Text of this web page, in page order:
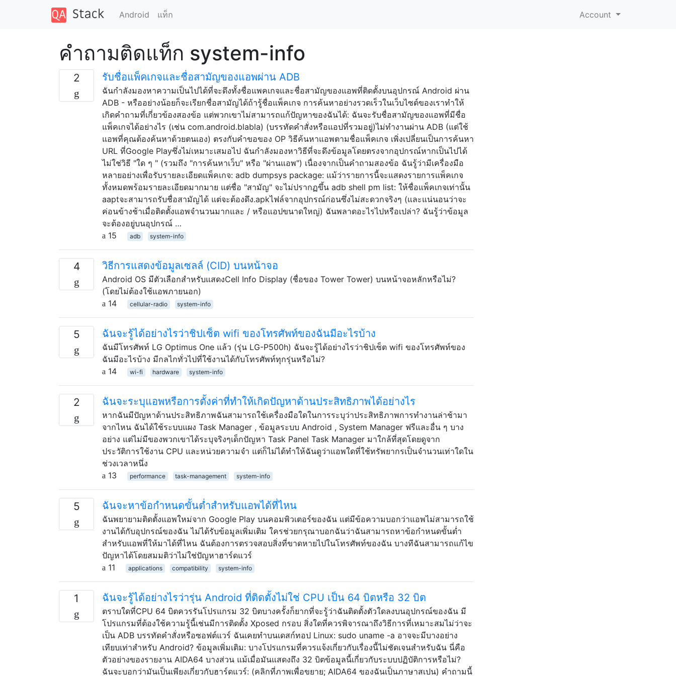
Android แท็ก Account
คำถามติดแท็ก system-info
2 รับชื่อแพ็คเกจและชื่อสามัญของแอพผ่าน ADB
ฉันกำลังมองหาความเป็นไปได้ที่จะดึงทั้งชื่อแพคเกจและชื่อสามัญของแอพที่ติดตั้งบนอุปกรณ์ Android ผ่าน
ADB - หรืออย่างน้อยก็จะเรียกชื่อสามัญได้ถ้ารู้ชื่อแพ็คเกจ การค้นหาอย่างรวดเร็วในเว็บไซต์ของเราทำให้
เกิดคำถามที่เกี่ยวข้องสองข้อ แต่พวกเขาไม่สามารถแก้ปัญหาของฉันได้: ฉันจะรับชื่อสามัญของแอพที่มีชื่อ
แพ็คเกจได้อย่างไร (เช่น com.android.blabla) (บรรทัดคำสั่งหรือแอปที่รวมอยู่)ไม่ทำงานผ่าน ADB (แต่ใช้
แอพที่คุณต้องค้นหาด้วยตนเอง) ตรงกับคำขอของ OP วิธีค้นหาแอพตามชื่อแพ็คเกจ เพิ่งเปลี่ยนเป็นการค้นหา
URL ที่Google Playซึ่งไม่เหมาะเสมอไป ฉันกำลังมองหาวิธีที่จะดึงข้อมูลโดยตรงจากอุปกรณ์หากเป็นไปได้
ไม่ใช่วิธี "ใด ๆ " (รวมถึง "การค้นหาเว็บ" หรือ "ผ่านแอพ") เนื่องจากเป็นคำถามสองข้อ ฉันรู้ว่ามีเครื่องมือ
หลายอย่างเพื่อรับรายละเอียดแพ็คเกจ: adb dumpsys package: แม้ว่ารายการนี้จะแสดงรายการแพ็คเกจ
ทั้งหมดพร้อมรายละเอียดมากมาย แต่ชื่อ "สามัญ" จะไม่ปรากฏขึ้น adb shell pm list: ให้ชื่อแพ็คเกจเท่านั้น
aaptจะสามารถรับชื่อสามัญได้ แต่จะต้องดึง.apkไฟล์จากอุปกรณ์ก่อนซึ่งไม่สะดวกจริงๆ (และแน่นอนว่าจะ
ค่อนข้างช้าเมื่อติดตั้งแอพจำนวนมากและ / หรือแอปขนาดใหญ่) ฉันพลาดอะไรไปหรือเปล่า? ฉันรู้ว่าข้อมูล
จะต้องอยู่บนอุปกรณ์ …
15
adb system-info
4 วิธีการแสดงข้อมูลเซลล์ (CID) บนหน้าจอ
Android OS มีตัวเลือกสำหรับแสดงCell Info Display (ชื่อของ Tower Tower) บนหน้าจอหลักหรือไม่?
(โดยไม่ต้องใช้แอพภายนอก)
14
cellular-radio system-info
5 ฉันจะรู้ได้อย่างไรว่าชิปเซ็ต wifi ของโทรศัพท์ของฉันมีอะไรบ้าง
ฉันมีโทรศัพท์ LG Optimus One แล้ว (รุ่น LG-P500h) ฉันจะรู้ได้อย่างไรว่าชิปเซ็ต wifi ของโทรศัพท์ของ
ฉันมีอะไรบ้าง มีกลไกทั่วไปที่ใช้งานได้กับโทรศัพท์ทุกรุ่นหรือไม่?
14
wi-fi hardware system-info
2 ฉันจะระบุแอพหรือการตั้งค่าที่ทำให้เกิดปัญหาด้านประสิทธิภาพได้อย่างไร
หากฉันมีปัญหาด้านประสิทธิภาพฉันสามารถใช้เครื่องมือใดในการระบุว่าประสิทธิภาพการทำงานล่าช้ามา
จากไหน ฉันได้ใช้ระบบแผง Task Manager , ข้อมูลระบบ Android , System Manager ฟรีและอื่น ๆ บาง
อย่าง แต่ไม่มีของพวกเขาได้ระบุจริงๆเด็กปัญหา Task Panel Task Manager มาใกล้ที่สุดโดยดูจาก
ประวัติการใช้งาน CPU และหน่วยความจำ แต่ก็ไม่ได้ทำให้ฉันดูว่าแอพใดที่ใช้ทรัพยากรเป็นจำนวนเท่าใดใน
ช่วงเวลาหนึ่ง
13
performance task-management system-info
5 ฉันจะหาข้อกำหนดขั้นต่ำสำหรับแอพได้ที่ไหน
ฉันพยายามติดตั้งแอพใหม่จาก Google Play บนคอมพิวเตอร์ของฉัน แต่มีข้อความบอกว่าแอพไม่สามารถใช้
งานได้กับอุปกรณ์ของฉัน ไม่ได้รับข้อมูลเพิ่มเติม ใครช่วยกรุณาบอกฉันว่าฉันสามารถหาข้อกำหนดขั้นต่ำ
สำหรับแอพที่ให้มาได้ที่ไหน ฉันต้องการตรวจสอบสิ่งที่ขาดหายไปในโทรศัพท์ของฉัน บางทีฉันสามารถแก้ไข
ปัญหาได้โดยสมมติว่าไม่ใช่ปัญหาฮาร์ดแวร์
11
applications compatibility system-info
1 ฉันจะรู้ได้อย่างไรว่ารุ่น Android ที่ติดตั้งไม่ใช่ CPU เป็น 64 บิตหรือ 32 บิต
ตราบใดที่CPU 64 บิตควรรันโปรแกรม 32 บิตบางครั้งก็ยากที่จะรู้ว่าฉันติดตั้งตัวใดลงบนอุปกรณ์ของฉัน มี
โปรแกรมที่ต้องใช้ความรู้นี้เช่นมีการติดตั้ง Xposed กรอบ สิ่งใดที่ควรพิจารณาถึงวิธีการที่เหมาะสมไม่ว่าจะ
เป็น ADB บรรทัดคำสั่งหรือซอฟต์แวร์ ฉันเคยทำบนเดสก์ทอป Linux: sudo uname -a อาจจะมีบางอย่าง
เทียบเท่าสำหรับ Android? ข้อมูลเพิ่มเติม: บางโปรแกรมที่ควรแจ้งเกี่ยวกับเรื่องนี้ไม่ชัดเจนสำหรับฉัน นี่คือ
ตัวอย่างของรายงาน AIDA64 บางส่วน แม้เมื่อมันแสดงถึง 32 บิตข้อมูลนี้เกี่ยวกับระบบปฏิบัติการหรือไม่?
ฉันจะบอกว่ามันเป็นเพียงเกี่ยวกับฮาร์ดแวร์: (คลิกที่ภาพเพื่อขยาย; AIDA64 ของฉันเป็นภาษาสเปน) คำถามนี้